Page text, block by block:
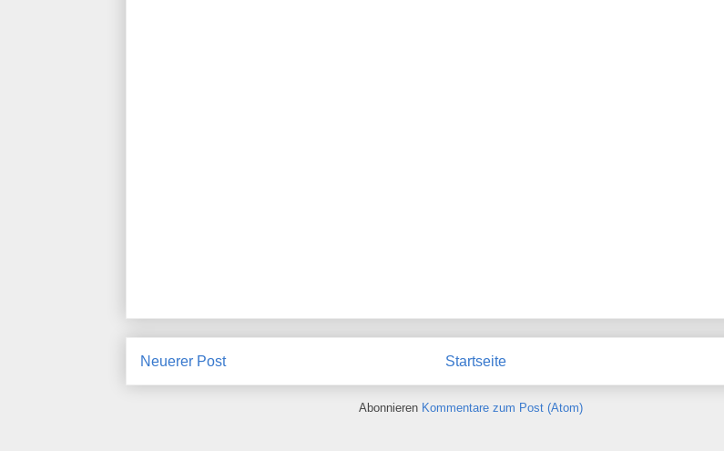
Neuerer Post Startseite
Abonnieren Kommentare zum Post (Atom)